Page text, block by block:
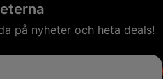
på nyheter och heta deals!